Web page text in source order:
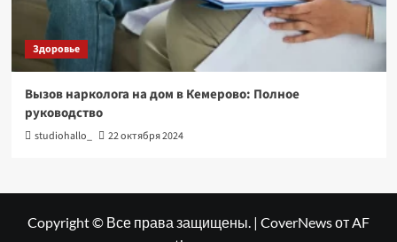
Здоровье
Вызов нарколога на дом в Кемерово: Полное
руководство
studiohallo_ 22 октября 2024
Copyright © Все права защищены. | CoverNewsот AF